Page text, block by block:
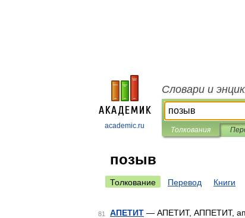
academic.ru
Словари и
Толкования
позыв
Толкование Перевод Книги
81 АПЕТИТ — АПЕТИТ, АППЕТИТ,